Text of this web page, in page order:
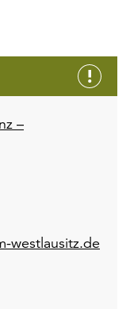
–
westlausitz.de